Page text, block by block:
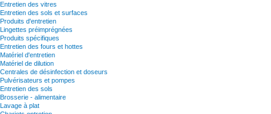
Entretien des vitres
Entretien des sols et surfaces
Produits d'entretien
Lingettes préimprégnées
Produits spécifiques
Entretien des fours et hottes
Matériel d'entretien
Matériel de dilution
Centrales de désinfection et doseurs
Pulvérisateurs et pompes
Entretien des sols
Brosserie - alimentaire
Lavage à plat